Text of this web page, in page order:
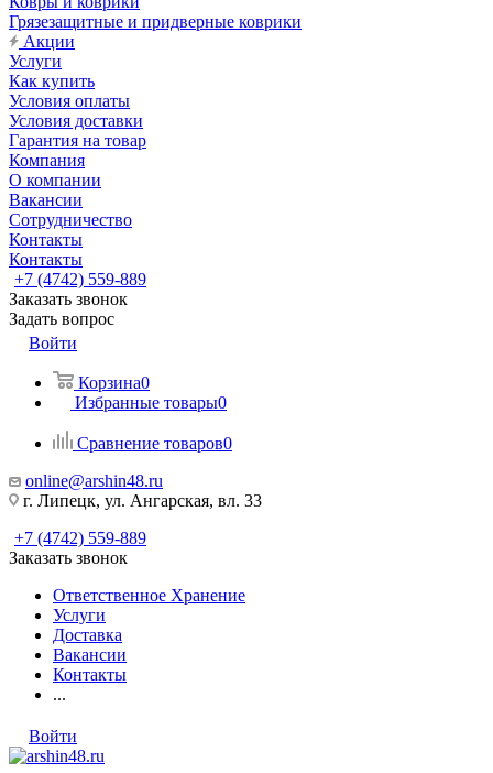
Грязезащитные и придверные коврики
Акции
Услуги
Как купить
Условия оплаты
Условия доставки
Гарантия на товар
Компания
О компании
Вакансии
Сотрудничество
Контакты
Контакты
+7 (4742) 559-889
Заказать звонок
Задать вопрос
Войти
Корзина0
Избранные товары0
Сравнение товаров0
online@arshin48.ru
г. Липецк, ул. Ангарская, вл. 33
+7 (4742) 559-889
Заказать звонок
Ответственное Хранение
Услуги
Доставка
Вакансии
Контакты
...
Войти